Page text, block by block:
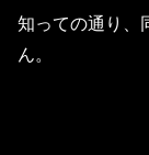
知っての通り、
ん。